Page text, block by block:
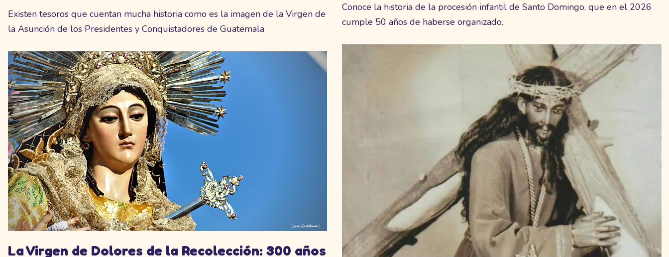
Existen tesoros que cuentan mucha historia como es la imagen de la Virgen de
la Asunción de los Presidentes y Conquistadores de Guatemala
Conoce la historia de la procesión infantil de Santo Domingo, que en el 2026
cumple 50 años de haberse organizado.
La Virgen de Dolores de la Recolección: 300 años